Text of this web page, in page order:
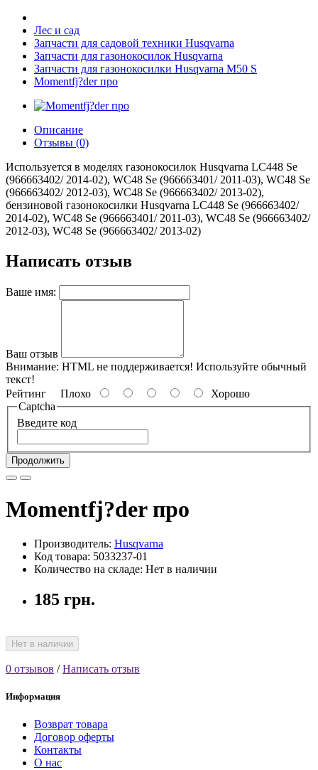
Лес и сад
Запчасти для садовой техники Husqvarna
Запчасти для газонокосилок Husqvarna
Запчасти для газонокосилки Husqvarna M50 S
Momentfj?der про
Описание
Отзывы (0)
Используется в моделях газонокосилок Husqvarna LC448 Se
(966663402/ 2014-02), WC48 Se (966663401/ 2011-03), WC48 Se
(966663402/ 2012-03), WC48 Se (966663402/ 2013-02),
бензиновой газонокосилки Husqvarna LC448 Se (966663402/
2014-02), WC48 Se (966663401/ 2011-03), WC48 Se (966663402/
2012-03), WC48 Se (966663402/ 2013-02)
Написать отзыв
Ваше имя:
Ваш отзыв
Внимание: HTML не поддерживается! Используйте обычный
текст!
Рейтинг Плохо
Хорошо
Captcha
Введите код
Продолжить
Momentfj?der про
Производитель: Husqvarna
Код товара: 5033237-01
Количество на складе: Нет в наличии
185 грн.
Нет в наличии
0 отзывов /Написать отзыв
Информация
Возврат товара
Договор оферты
Контакты
О нас